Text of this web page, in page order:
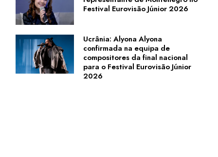
Festival Eurovisão Júnior 2026
Ucrânia: Alyona Alyona
confirmada na equipa de
compositores da final nacional
para o Festival Eurovisão Júnior
2026